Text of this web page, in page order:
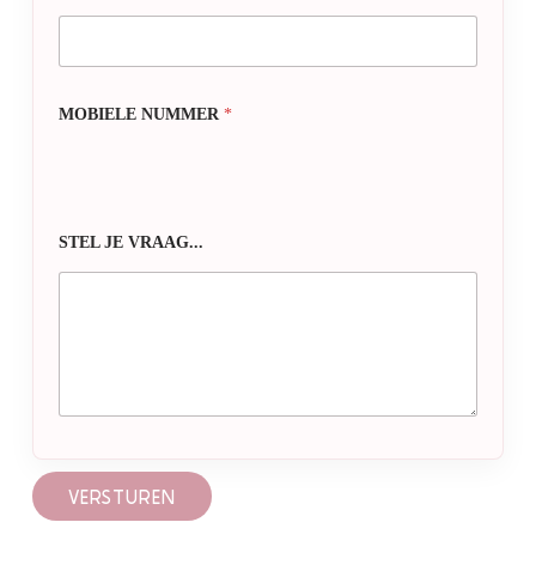
MOBIELE NUMMER*
STEL JE VRAAG...
VERSTUREN